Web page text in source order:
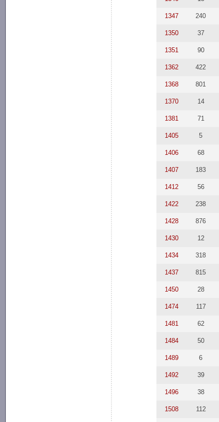
1347 240
1350 37
1351 90
1362 422
1368 801
1370 14
1381 71
1405 5
1406 68
1407 183
1412 56
1422 238
1428 876
1430 12
1434 318
1437 815
1450 28
1474 117
1481 62
1484 50
1489 6
1492 39
1496 38
1508 112